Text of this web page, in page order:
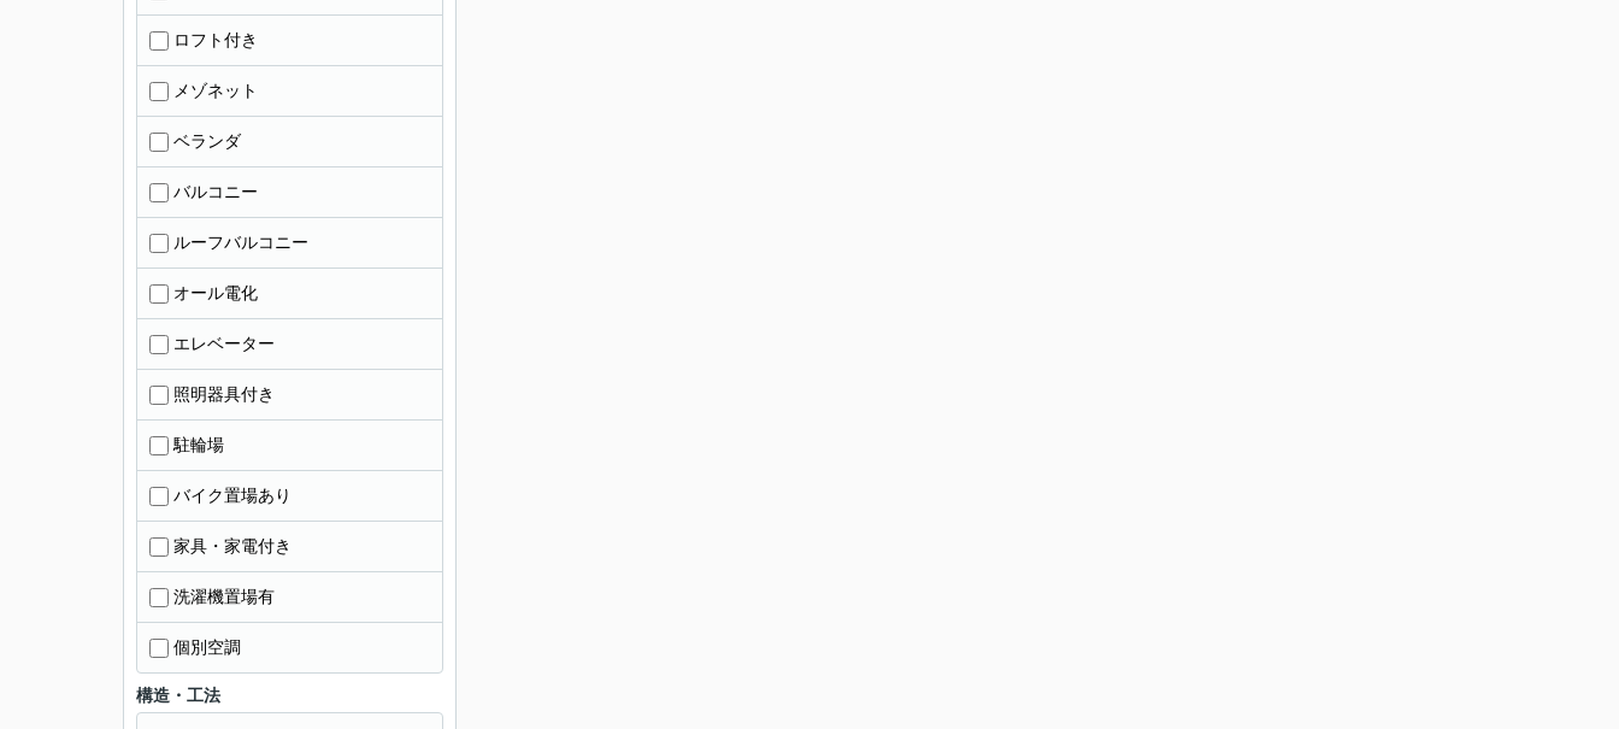
ロフト付き
メゾネット
ベランダ
バルコニー
ルーフバルコニー
オール電化
エレベーター
照明器具付き
駐輪場
バイク置場あり
家具・家電付き
洗濯機置場有
個別空調
構造・工法